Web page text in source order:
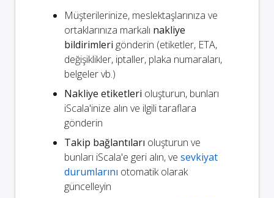
Müşterilerinize, meslektaşlarınıza ve
ortaklarınıza markalı nakliye
bildirimleri gönderin (etiketler, ETA,
değişiklikler, iptaller, plaka numaraları,
belgeler vb.)
Nakliye etiketleri oluşturun, bunları
iScala'inize alın ve ilgili taraflara
gönderin
Takip bağlantıları oluşturun ve
bunları iScala'e geri alın, ve sevkiyat
durumlarını otomatik olarak
güncelleyin